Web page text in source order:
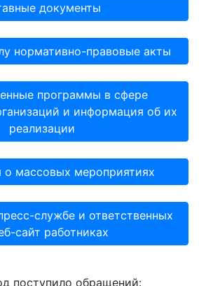
документы
нормативно-правовые акты
программы в сфере
и информация об их
реализации
массовых мероприятиях
службе и ответственных
сайт работниках
поступило обращений: